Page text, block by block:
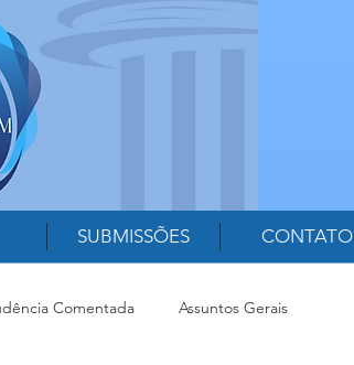
SUBMISSÕES CONTATO
Comentada Assuntos Gerais